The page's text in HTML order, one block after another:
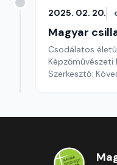
2025. 02. 20.
Magyar
Csodálatos
Képzőművészeti
Szerkesztő: